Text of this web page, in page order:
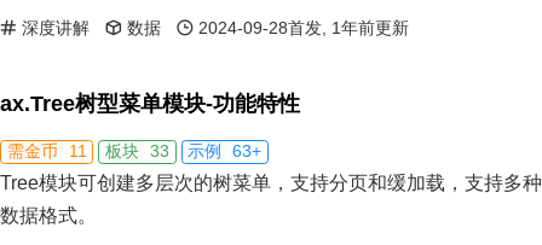
深度讲解 数据 2024-09-28首发, 1年前更新
ax.Tree树型菜单模块-功能特性
需金币 11 板块 33 示例 63+
Tree模块可创建多层次的树菜单，支持分页和缓加载，支持多种
数据格式。